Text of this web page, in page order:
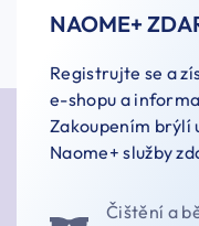
NAOME+
Registrujte se a
e-shopu a
Zakoupením brýlí
Naome+ služby
Čištění a